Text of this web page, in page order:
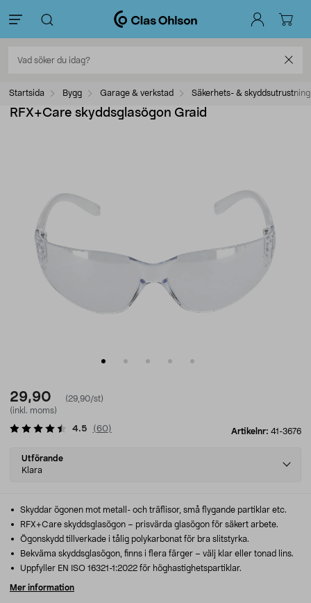
Startsida Bygg Garage & verkstad Säkerhets- & skyddsutrustning
RFX+Care skyddsglasögon Graid
29,90
(29,90/st)
(inkl. moms)
Artikelnr: 41-3676
4.5 (60)
Select
variant
Utförande
Klara
Skyddar ögonen mot metall- och träflisor, små flygande partiklar etc.
RFX+Care skyddsglasögon – prisvärda glasögon för säkert arbete.
Ögonskydd tillverkade i tålig polykarbonat för bra slitstyrka.
Bekväma skyddsglasögon, finns i flera färger – välj klar eller tonad lins.
Uppfyller EN ISO 16321-1:2022 för höghastighetspartiklar.
Mer information